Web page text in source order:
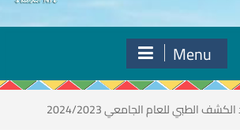
Menu
الطبي للعام الجامعي 2024/2023